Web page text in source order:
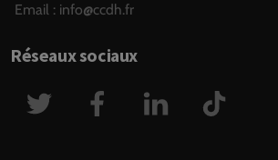
Email : info@ccdh.fr
Réseaux sociaux
Instagram Twitter Facebook LinkedIn